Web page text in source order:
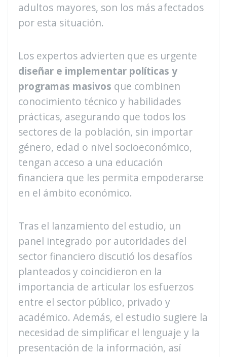
adultos mayores, son los más afectados
por esta situación.
Los expertos advierten que es urgente
diseñar e implementar políticas y
programas masivos que combinen
conocimiento técnico y habilidades
prácticas, asegurando que todos los
sectores de la población, sin importar
género, edad o nivel socioeconómico,
tengan acceso a una educación
financiera que les permita empoderarse
en el ámbito económico.
Tras el lanzamiento del estudio, un
panel integrado por autoridades del
sector financiero discutió los desafíos
planteados y coincidieron en la
importancia de articular los esfuerzos
entre el sector público, privado y
académico. Además, el estudio sugiere la
necesidad de simplificar el lenguaje y la
presentación de la información, así